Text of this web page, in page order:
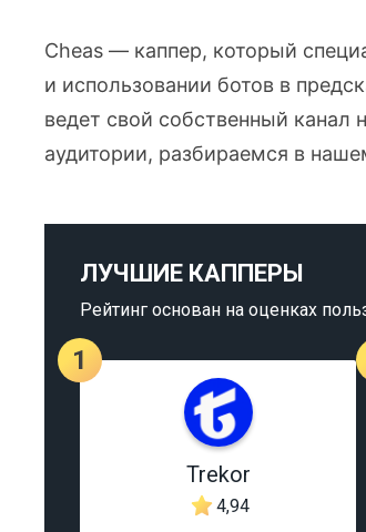
Cheas — каппер, который
и использовании ботов в
ведет свой собственный канал
аудитории, разбираемся в
ЛУЧШИЕ КАППЕРЫ
Рейтинг основан на оценках
1
Trekor
4,94